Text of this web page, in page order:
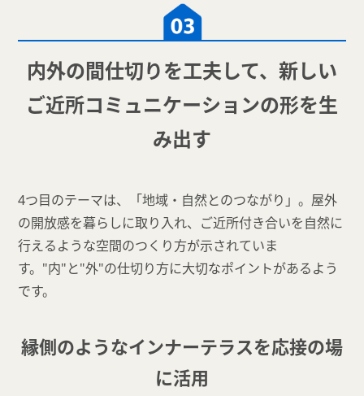
内外の間仕切りを工夫して、新しい
ご近所コミュニケーションの形を生
み出す
4つ目のテーマは、「地域・自然とのつながり」。屋外
の開放感を暮らしに取り入れ、ご近所付き合いを自然に
行えるような空間のつくり方が示されていま
す。"内"と"外"の仕切り方に大切なポイントがあるよう
です。
縁側のようなインナーテラスを応接の場
に活用